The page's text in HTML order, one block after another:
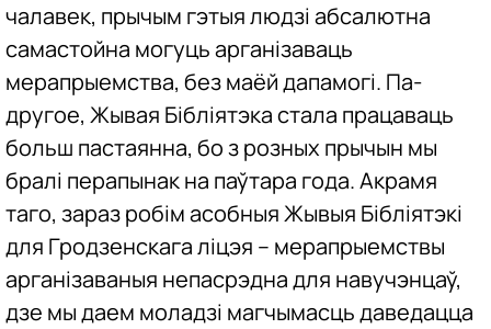
чалавек, прычым гэтыя людзі абсалютна
самастойна могуць арганізаваць
мерапрыемства, без маёй дапамогі. Па-
другое, Жывая Бібліятэка стала працаваць
больш пастаянна, бо з розных прычын мы
бралі перапынак на паўтара года. Акрамя
таго, зараз робім асобныя Жывыя Бібліятэкі
для Гродзенскага ліцэя – мерапрыемствы
арганізаваныя непасрэдна для навучэнцаў,
дзе мы даем моладзі магчымасць даведацца